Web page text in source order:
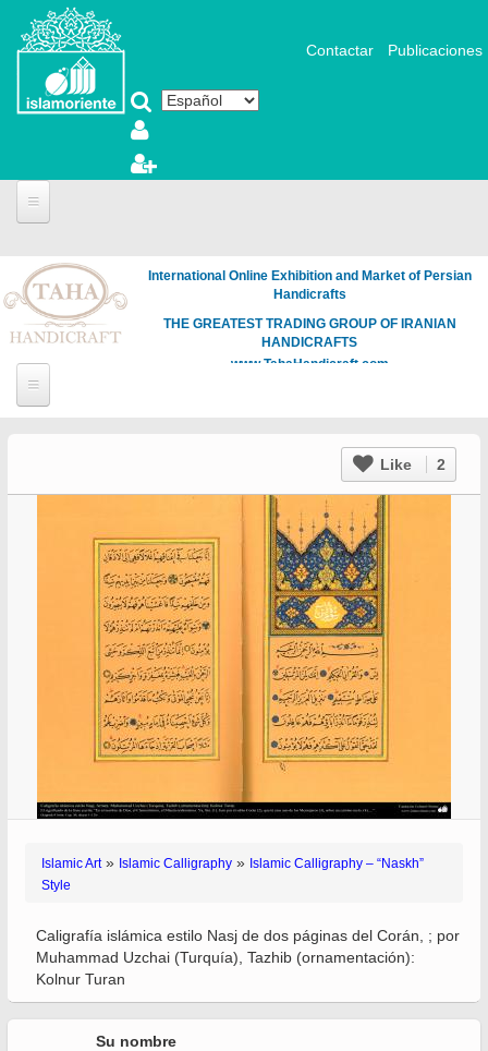
Pasar al contenido principal
Contactar Publicaciones
International Online Exhibition and Market of Persian
Handicrafts
THE GREATEST TRADING GROUP OF IRANIAN
HANDICRAFTS
www.TahaHandicraft.com
Like 2
Islamic Art» Islamic Calligraphy » Islamic Calligraphy – “Naskh”
Style
Caligrafía islámica estilo Nasj de dos páginas del Corán, ; por
Muhammad Uzchai (Turquía), Tazhib (ornamentación):
Kolnur Turan
Su nombre